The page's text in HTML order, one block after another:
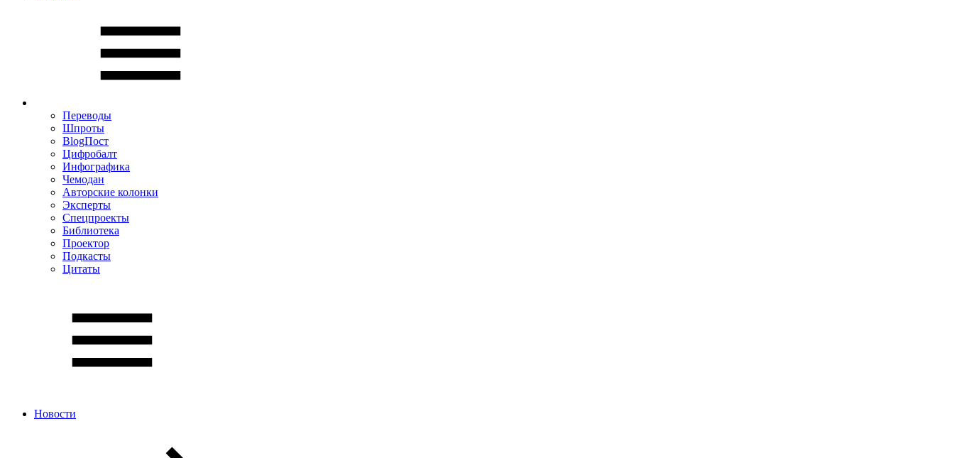
Переводы
Шпроты
BlogПост
Цифробалт
Инфографика
Чемодан
Авторские колонки
Эксперты
Спецпроекты
Библиотека
Проектор
Подкасты
Цитаты
Новости